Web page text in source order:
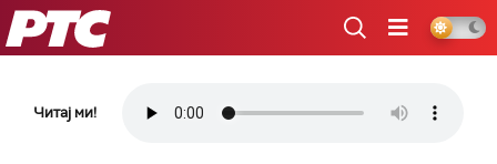
РТС
Читај ми!